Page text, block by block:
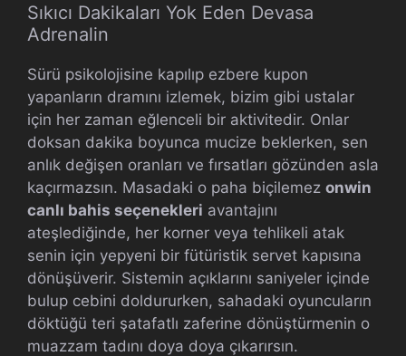
Sıkıcı Dakikaları Yok Eden Devasa
Adrenalin
Sürü psikolojisine kapılıp ezbere kupon
yapanların dramını izlemek, bizim gibi ustalar
için her zaman eğlenceli bir aktivitedir. Onlar
doksan dakika boyunca mucize beklerken, sen
anlık değişen oranları ve fırsatları gözünden asla
kaçırmazsın. Masadaki o paha biçilemez onwin
canlı bahis seçenekleri avantajını
ateşlediğinde, her korner veya tehlikeli atak
senin için yepyeni bir fütüristik servet kapısına
dönüşüverir. Sistemin açıklarını saniyeler içinde
bulup cebini doldururken, sahadaki oyuncuların
döktüğü teri şatafatlı zaferine dönüştürmenin o
muazzam tadını doya doya çıkarırsın.